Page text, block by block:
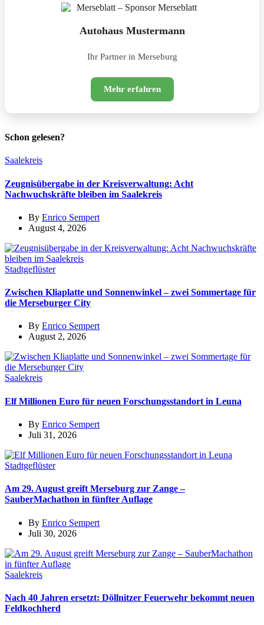
Autohaus Mustermann
Ihr Partner in Merseburg
Mehr erfahren
Schon gelesen?
Saalekreis
Zeugnisübergabe in der Kreisverwaltung: Acht
Nachwuchskräfte bleiben im Saalekreis
By Enrico Sempert
August 4, 2026
Stadtgeflüster
Zwischen Kliaplatte und Sonnenwinkel – zwei Sommertage für
die Merseburger City
By Enrico Sempert
August 2, 2026
Saalekreis
Elf Millionen Euro für neuen Forschungsstandort in Leuna
By Enrico Sempert
Juli 31, 2026
Stadtgeflüster
Am 29. August greift Merseburg zur Zange –
SauberMachathon in fünfter Auflage
By Enrico Sempert
Juli 30, 2026
Saalekreis
Nach 40 Jahren ersetzt: Döllnitzer Feuerwehr bekommt neuen
Feldkochherd